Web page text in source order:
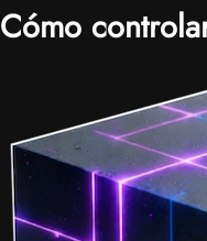
Cómo